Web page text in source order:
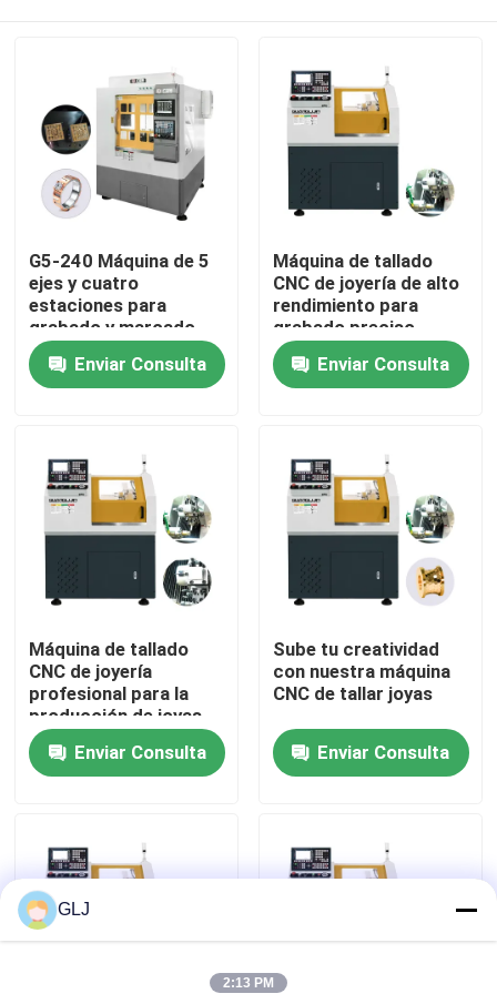
En casa.
Espectáculo de RV
Sobre nosotros
Recorrido por la fábrica
Control de calidad
Contacta con nosotros
Noticias
Casos
G5-240 Máquina de 5
ejes y cuatro
estaciones para
grabado y marcado
CNC, máquina CNC de
5 ejes para joyería de
oro, fresadora dental
Enviar Consulta
Máquina de tallado
CNC de joyería de alto
rendimiento para
grabado preciso
Enviar Consulta
Máquina de tallado
CNC de joyería
profesional para la
producción de joyas
de alta gama
Enviar Consulta
Sube tu creatividad
con nuestra máquina
CNC de tallar joyas
Enviar Consulta
GLJ
2:13 PM